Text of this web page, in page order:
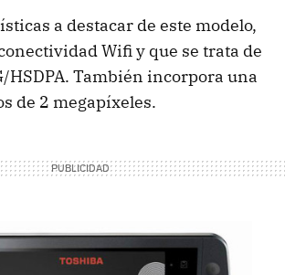
a destacar de este modelo,
Wifi y que se trata de
HSDPA. También incorpora una
de 2 megapíxeles.